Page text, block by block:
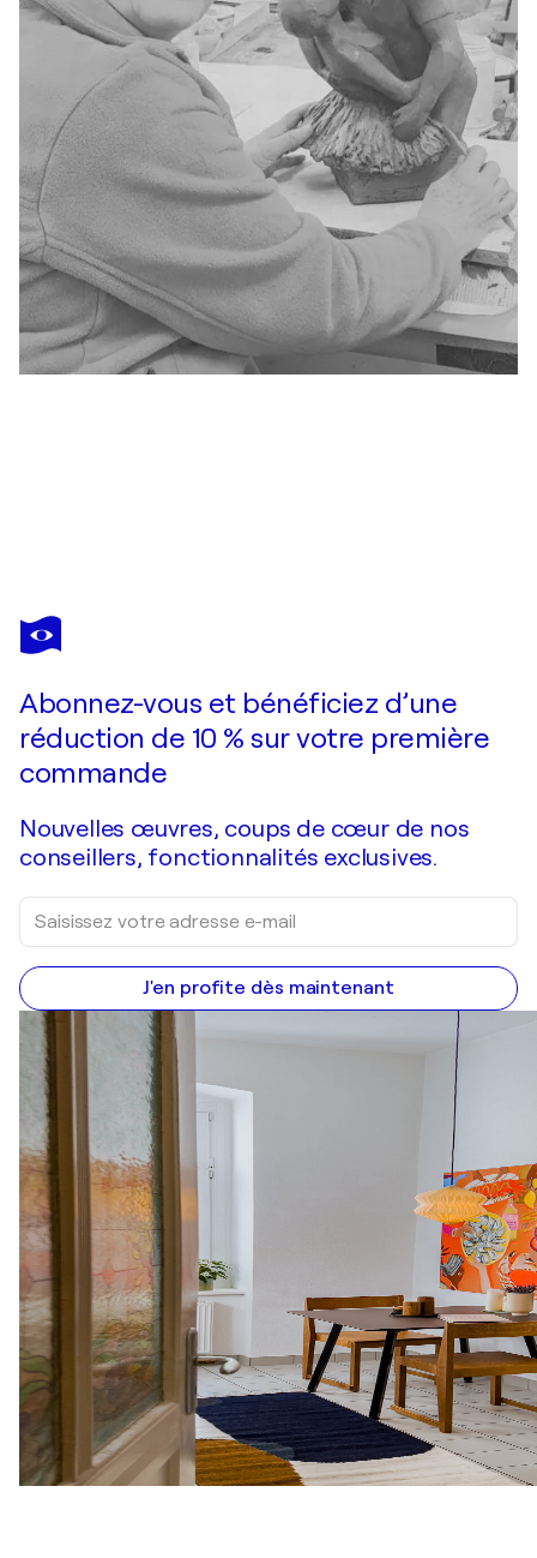
JEANINE FITOU VALENS
SIRÈNE
Abonnez-vous et bénéficiez d’une
réduction de 10 % sur votre première
commande
Nouvelles œuvres, coups de cœur de nos
conseillers, fonctionnalités exclusives.
J'en profite dès maintenant